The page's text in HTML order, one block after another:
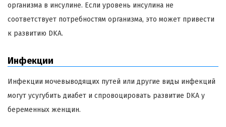
организма в инсулине. Если уровень инсулина не
соответствует потребностям организма, это может привести
к развитию DKA.
Инфекции
Инфекции мочевыводящих путей или другие виды инфекций
могут усугубить диабет и спровоцировать развитие DKA у
беременных женщин.